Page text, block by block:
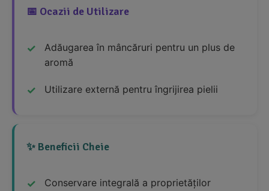
📅 Ocazii de Utilizare
Adăugarea în mâncăruri pentru un plus de
aromă
Utilizare externă pentru îngrijirea pielii
✨ Beneficii Cheie
Conservare integrală a proprietăților